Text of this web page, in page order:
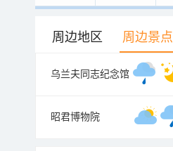
周边地区 周边景点
乌兰夫同志纪念馆
昭君博物院